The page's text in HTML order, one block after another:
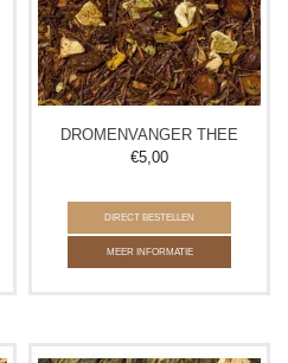
DROMENVANGER THEE
€5,00
DIRECT BESTELLEN
MEER INFORMATIE